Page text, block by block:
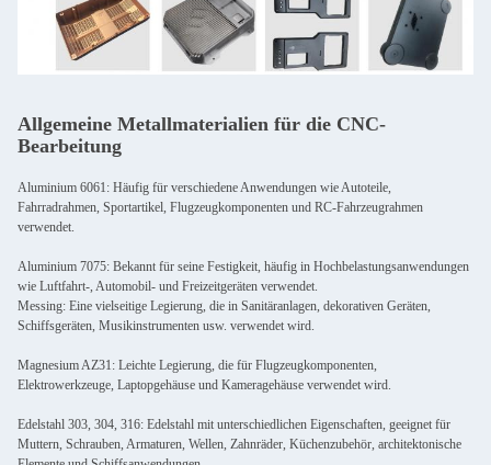
Allgemeine Metallmaterialien für die CNC-
Bearbeitung
Aluminium 6061: Häufig für verschiedene Anwendungen wie Autoteile,
Fahrradrahmen, Sportartikel, Flugzeugkomponenten und RC-Fahrzeugrahmen
verwendet.
Aluminium 7075: Bekannt für seine Festigkeit, häufig in Hochbelastungsanwendungen
wie Luftfahrt-, Automobil- und Freizeitgeräten verwendet.
Messing: Eine vielseitige Legierung, die in Sanitäranlagen, dekorativen Geräten,
Schiffsgeräten, Musikinstrumenten usw. verwendet wird.
Magnesium AZ31: Leichte Legierung, die für Flugzeugkomponenten,
Elektrowerkzeuge, Laptopgehäuse und Kameragehäuse verwendet wird.
Edelstahl 303, 304, 316: Edelstahl mit unterschiedlichen Eigenschaften, geeignet für
Muttern, Schrauben, Armaturen, Wellen, Zahnräder, Küchenzubehör, architektonische